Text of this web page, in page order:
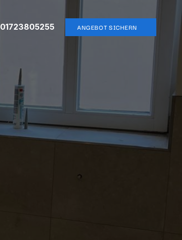
ANGEBOT SICHERN
01723805255